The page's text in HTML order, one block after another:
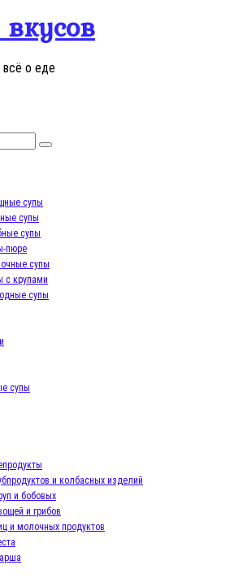
всё о еде
супы
супы
супы
пюре
супы
с крупами
супы
супы
и колбасных изделий
и бобовых
и грибов
и молочных продуктов